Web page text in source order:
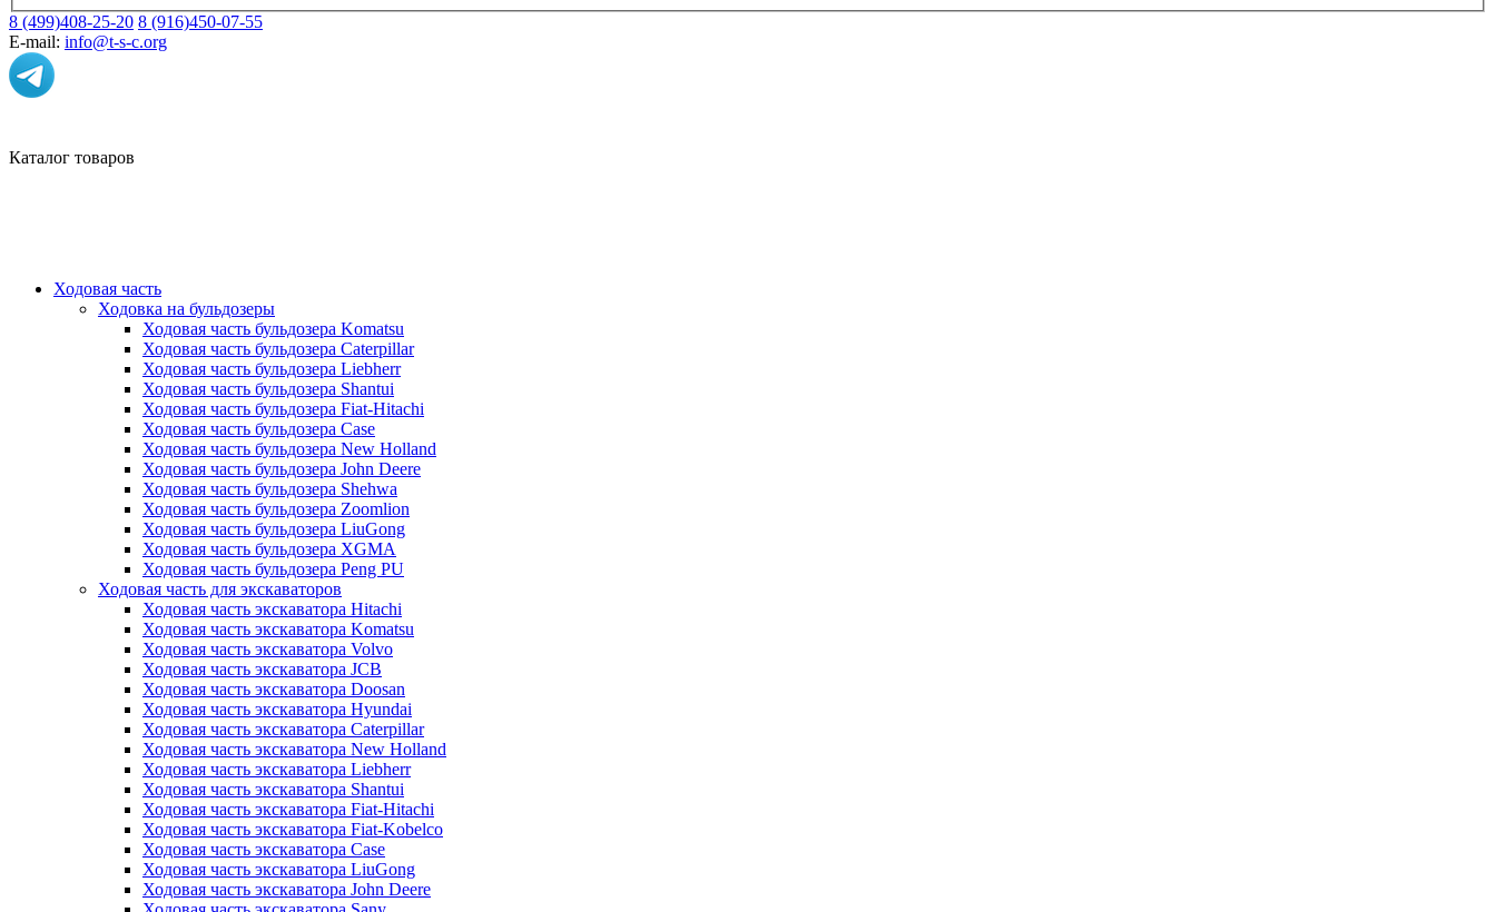
8 (499)408-25-20 8 (916)450-07-55
E-mail: info@t-s-c.org
Каталог товаров
Ходовая часть
Ходовка на бульдозеры
Ходовая часть бульдозера Komatsu
Ходовая часть бульдозера Caterpillar
Ходовая часть бульдозера Liebherr
Ходовая часть бульдозера Shantui
Ходовая часть бульдозера Fiat-Hitachi
Ходовая часть бульдозера Case
Ходовая часть бульдозера New Holland
Ходовая часть бульдозера John Deere
Ходовая часть бульдозера Shehwa
Ходовая часть бульдозера Zoomlion
Ходовая часть бульдозера LiuGong
Ходовая часть бульдозера XGMA
Ходовая часть бульдозера Peng PU
Ходовая часть для экскаваторов
Ходовая часть экскаватора Hitachi
Ходовая часть экскаватора Komatsu
Ходовая часть экскаватора Volvo
Ходовая часть экскаватора JCB
Ходовая часть экскаватора Doosan
Ходовая часть экскаватора Hyundai
Ходовая часть экскаватора Caterpillar
Ходовая часть экскаватора New Holland
Ходовая часть экскаватора Liebherr
Ходовая часть экскаватора Shantui
Ходовая часть экскаватора Fiat-Hitachi
Ходовая часть экскаватора Fiat-Kobelco
Ходовая часть экскаватора Case
Ходовая часть экскаватора LiuGong
Ходовая часть экскаватора John Deere